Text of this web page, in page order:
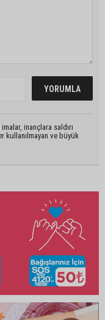
inançlara saldırı
kullanılmayan ve büyük